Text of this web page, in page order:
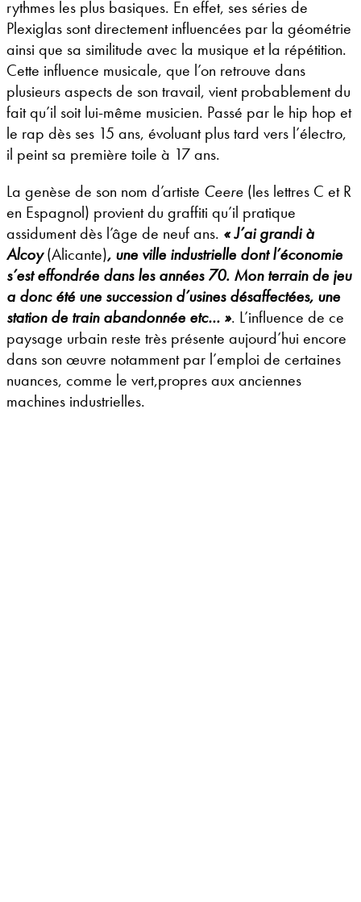
rythmes les plus basiques. En effet, ses séries de
Plexiglas sont directement influencées par la géométrie
ainsi que sa similitude avec la musique et la répétition.
Cette influence musicale, que l’on retrouve dans
plusieurs aspects de son travail, vient probablement du
fait qu’il soit lui-même musicien. Passé par le hip hop et
le rap dès ses 15 ans, évoluant plus tard vers l’électro,
il peint sa première toile à 17 ans.
La genèse de son nom d’artiste Ceere (les lettres C et R
en Espagnol) provient du graffiti qu’il pratique
assidument dès l’âge de neuf ans. « J’ai grandi à
Alcoy(Alicante), une ville industrielle dont l’économie
s’est effondrée dans les années 70. Mon terrain de jeu
a donc été une succession d’usines désaffectées, une
station de train abandonnée etc… ». L’influence de ce
paysage urbain reste très présente aujourd’hui encore
dans son œuvre notamment par l’emploi de certaines
nuances, comme le vert,propres aux anciennes
machines industrielles.